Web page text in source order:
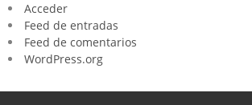
Acceder
Feed de entradas
Feed de comentarios
WordPress.org